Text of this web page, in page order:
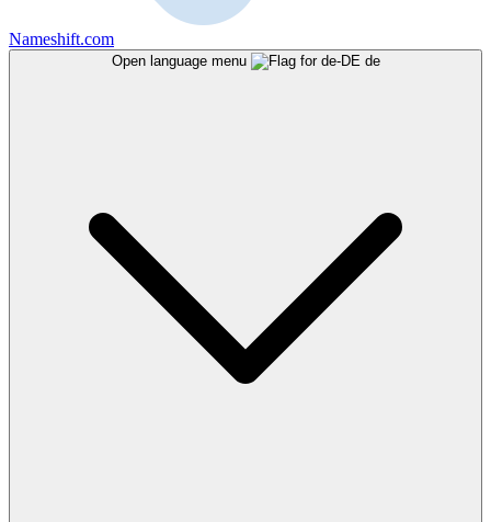
Nameshift.com
Open language menu de